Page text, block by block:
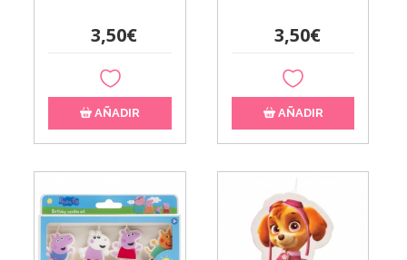
3,50€
AÑADIR
3,50€
AÑADIR